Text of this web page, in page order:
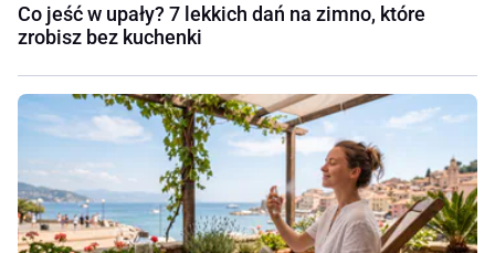
Co jeść w upały? 7 lekkich dań na zimno, które
zrobisz bez kuchenki